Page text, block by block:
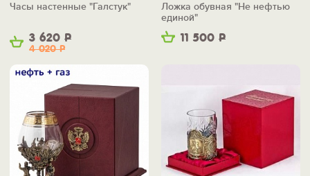
3 620 Р
4 020Р
Часы настенные "Галстук"
11 500 Р
Ложка обувная "Не нефтью
единой"